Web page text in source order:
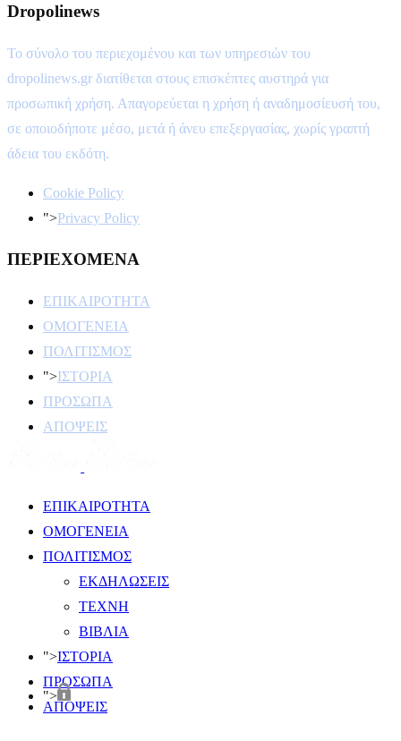
Dropolinews
Το σύνολο του περιεχομένου και των υπηρεσιών του
dropolinews.gr διατίθεται στους επισκέπτες αυστηρά για
προσωπική χρήση. Απαγορεύεται η χρήση ή αναδημοσίευσή του,
σε οποιοδήποτε μέσο, μετά ή άνευ επεξεργασίας, χωρίς γραπτή
άδεια του εκδότη.
Cookie Policy
">Privacy Policy
ΠΕΡΙΕΧΟΜΕΝΑ
ΕΠΙΚΑΙΡΟΤΗΤΑ
ΟΜΟΓΕΝΕΙΑ
ΠΟΛΙΤΙΣΜΟΣ
">ΙΣΤΟΡΙΑ
ΠΡΟΣΩΠΑ
ΑΠΟΨΕΙΣ
ΕΠΙΚΑΙΡΟΤΗΤΑ
ΟΜΟΓΕΝΕΙΑ
ΠΟΛΙΤΙΣΜΟΣ
ΕΚΔΗΛΩΣΕΙΣ
ΤΕΧΝΗ
ΒΙΒΛΙΑ
">ΙΣΤΟΡΙΑ
ΠΡΟΣΩΠΑ
ΑΠΟΨΕΙΣ
">